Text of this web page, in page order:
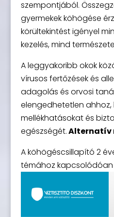
szempontjából.
gyermekek köhögése
körültekintést igényel
kezelés, mind
A leggyakoribb okok
vírusos fertőzések és
adagolás és orvosi
elengedhetetlen ahhoz,
mellékhatásokat és
egészségét.Alternatív
A köhögéscsillapító 2
témához